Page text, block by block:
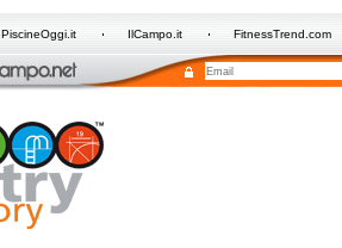
PiscineOggi.it IlCampo.it FitnessTrend.com